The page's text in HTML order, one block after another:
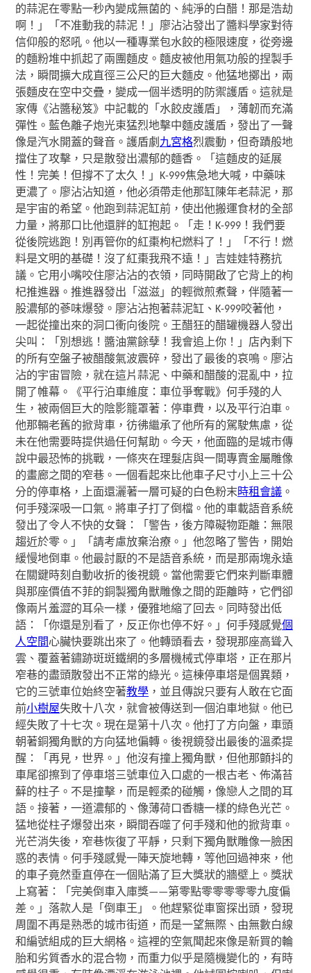
的蒜泥在零點一秒內變成無菌的、純淨的白醋！那是浩劫
啊！」「不准動我的蒜泥！」廖沾沾發出了醬料學家對待
信仰般的怒吼。他以一種專業包水餃的極限速度，從旁邊
的麵粉堆中抓起了兩團麵皮。麵皮被他用氣功般的捏製手
法，瞬間擴大成直徑三公尺的巨大麵皮。他猛地擲出，兩
張麵皮在空中交疊，變成一個半透明的防禦護盾。這就是
家傳《沾醬秘笈》中記載的「水餃皮護盾」，薄韌而充滿
彈性。藍色離子炮光束猛烈地擊中麵皮護盾，發出了一聲
像是汽水開蓋的聲音。護盾劇九宮格烈震動，但奇蹟般地
擋住了攻擊，只是散發出濃郁的麵香。「這麵皮的延展
性！完美！但撐不了太久！」K-999焦急地大喊，中藥味
更濃了。廖沾沾知道，他必須帶走他那缸陳年老蒜泥，那
是宇宙的希望。他跑到蒜泥缸前，使出他搬運食材的全部
力量，將那口比他還胖的缸抱起。「走！K-999！我們要
從後院逃跑！別再管你的紅棗枸杞燃料了！」「不行！燃
料是文明的基礎！沒了紅棗我飛不遠！」吉娃娃特務抗
議。它用小嘴咬住廖沾沾的衣領，同時開啟了它背上的枸
杞推進器。推進器發出「滋滋」的輕微煎煮聲，伴隨著一
股濃郁的蔘味爆發。廖沾沾抱著蒜泥缸、K-999咬著他，
一起從撞出來的洞口衝向後院。王醋狂的醋罐機器人發出
尖叫：「別想逃！醬油黨餘孽！我會追上你！」店內剩下
的所有空盤子被醋酸氣波震碎，發出了最後的哀鳴。廖沾
沾的宇宙冒險，就在這片蒜泥、中藥和醋酸的混亂中，拉
開了帷幕。《平行泊車維度：車位爭奪戰》何手殘的人
生，被兩個巨大的陰影籠罩著：停車費，以及平行泊車。
他那輛老舊的掀背車，彷彿繼承了他所有的駕駛焦慮，從
未在他需要時提供過任何幫助。今天，他面臨的是城市傳
說中最恐怖的挑戰，一條夾在理髮店與一間專賣金屬雕像
的畫廊之間的窄巷。一個看起來比他車子尺寸小上三十公
分的停車格，上面還灑著一層可疑的白色粉末時租會議 。
何手殘深吸一口氣。將車子打了倒檔。他的車載語音系統
發出了令人不快的女聲：「警告，後方障礙物距離：無限
趨近於零。」「請考慮放棄治療。」他忽略了警告，開始
緩慢地倒車。他最討厭的不是語音系統，而是那兩塊永遠
在關鍵時刻自動收折的後視鏡。當他需要它們來判斷車體
與那座價值不菲的銅製獨角獸雕像之間的距離時，它們卻
像兩片羞澀的耳朵一樣，優雅地縮了回去。同時發出低
語：「你還是別看了，反正你也停不好。」何手殘感覺個
人空間心臟快要跳出來了。他轉頭看去，發現那座高聳入
雲、覆蓋著鏽跡斑斑鐵網的多層機械式停車塔，正在那片
窄巷的盡頭散發出不正常的綠光。這棟停車塔是個異類，
它的三號車位始終空著教學 ，並且傳說只要有人敢在它面
前小樹屋失敗十八次，就會被傳送到一個泊車地獄。他已
經失敗了十七次。現在是第十八次。他打了方向盤，車頭
朝著銅獨角獸的方向猛地偏轉。後視鏡發出最後的溫柔提
醒：「再見，世界。」他沒有撞上獨角獸，但他那顫抖的
車尾卻擦到了停車塔三號車位入口處的一根古老、佈滿苔
蘚的柱子。不是撞擊，而是輕柔的碰觸，像戀人之間的耳
語。接著，一道濃郁的、像薄荷口香糖一樣的綠色光芒。
猛地從柱子爆發出來，瞬間吞噬了何手殘和他的掀背車。
光芒消失後，窄巷恢復了平靜，只剩下獨角獸雕像一臉困
惑的表情。何手殘感覺一陣天旋地轉，等他回過神來，他
的車子竟然垂直停在一個貼滿了巨大獎狀的牆壁上。獎狀
上寫著：「完美倒車入庫獎——第零點零零零零零九度偏
差。」落款人是「倒車王」。他趕緊從車窗探出頭，發現
周圍不再是熟悉的城市街道，而是一望無際、由無數白線
和編號組成的巨大網格。這裡的空氣聞起來像是新買的輪
胎和劣質香水的混合物，而重力似乎是隨機變化的，有時